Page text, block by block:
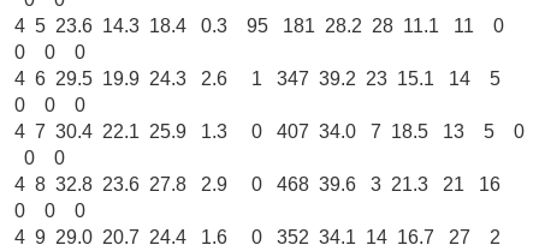
4 5 23.6 14.3 18.4 0.3 95 181 28.2 28 11.1 11 0
0 0 0
4 6 29.5 19.9 24.3 2.6 1 347 39.2 23 15.1 14 5
0 0 0
4 7 30.4 22.1 25.9 1.3 0 407 34.0 7 18.5 13 5 0
0 0
4 8 32.8 23.6 27.8 2.9 0 468 39.6 3 21.3 21 16
0 0 0
4 9 29.0 20.7 24.4 1.6 0 352 34.1 14 16.7 27 2